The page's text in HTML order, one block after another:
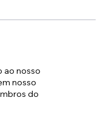
ao nosso
nosso
do